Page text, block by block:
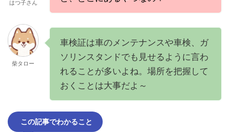
はつ子さん
柴タロー
車検証は車のメンテナンスや車検、ガ
ソリンスタンドでも見せるように言わ
れることが多いよね。場所を把握して
おくことは大事だよ～
この記事でわかること